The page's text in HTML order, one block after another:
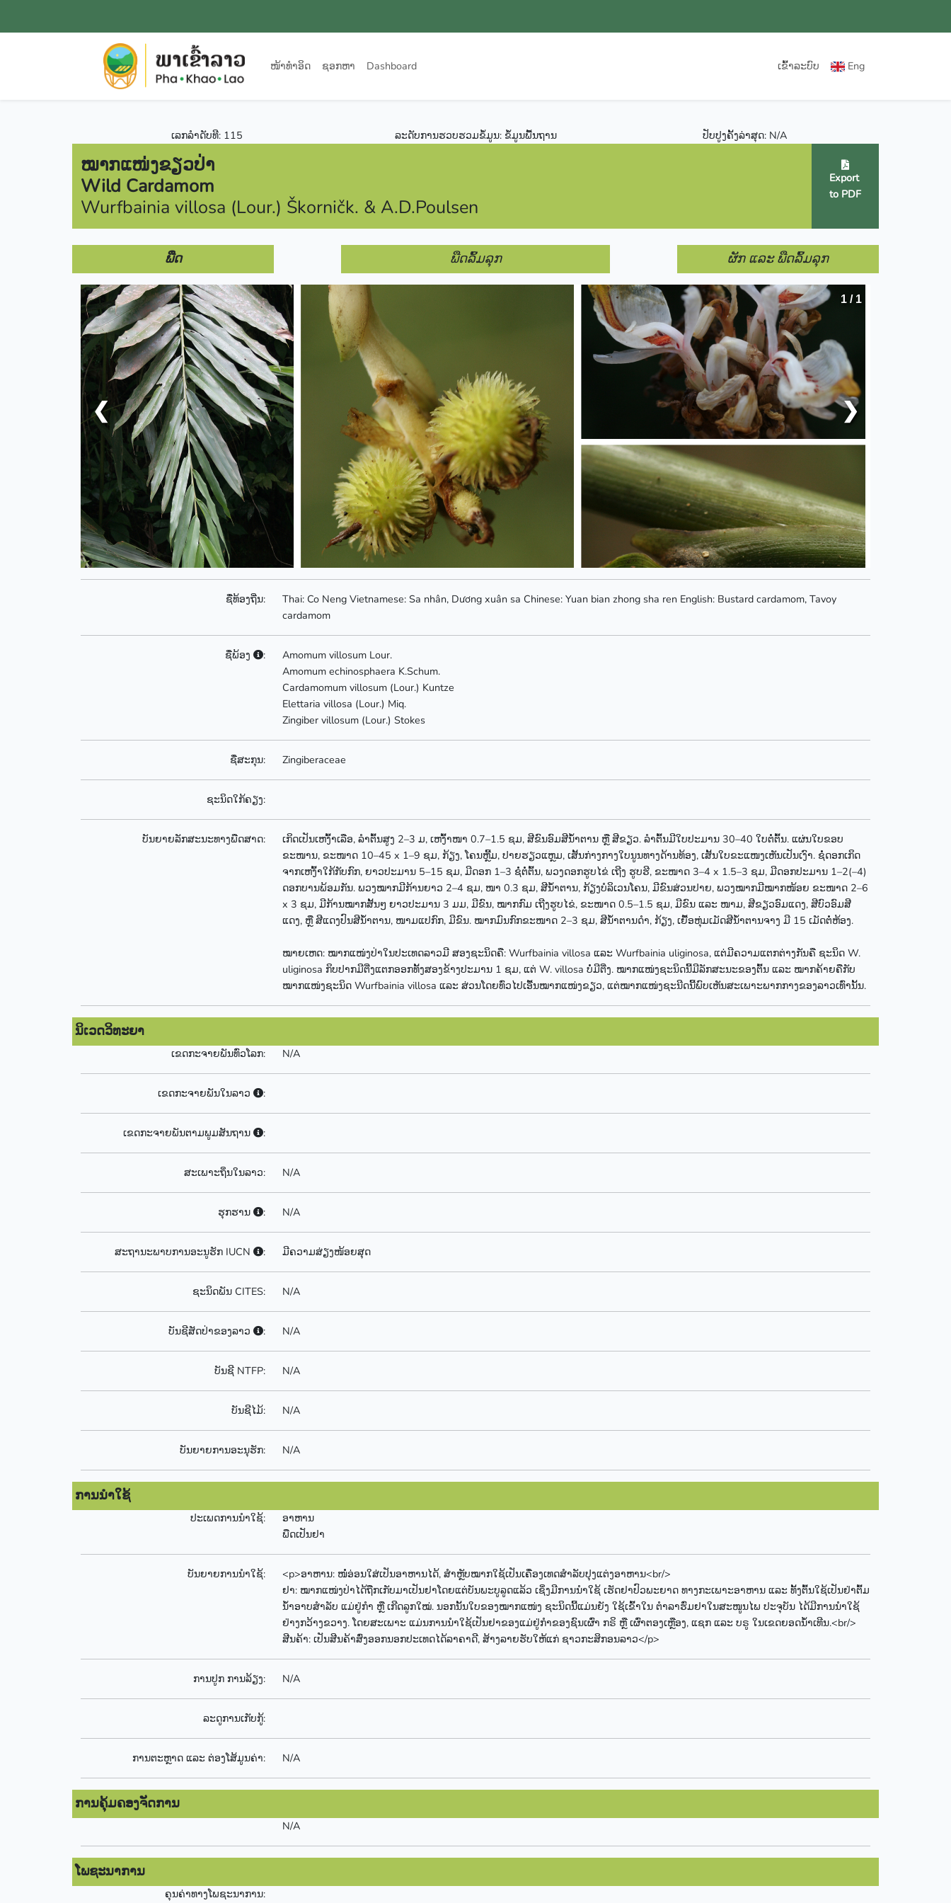
ໜ້າທຳອິດ ຊອກຫາ Dashboard ເຂົ້າລະບົບ Eng
ເລກລຳດັບທີ: 115 ລະດັບການຮວບຮວມຂໍ້ມູນ: ຂໍ້ມູນພື້ນຖານ ປັບປູງຄັ້ງລ່າສຸດ: N/A
ໝາກແໜ່ງຂຽວປ່າ
Wild Cardamom
Wurfbainia villosa (Lour.) Škorničk. & A.D.Poulsen
Export
to PDF
ພືດ ພືດລົ້ມລຸກ ຜັກ ແລະ ພືດລົ້ມລຸກ
1 / 1
❮ ❯
ຊື່ທ້ອງຖີ່ນ:
Thai: Co Neng Vietnamese: Sa nhân, Dương xuân sa Chinese: Yuan bian zhong sha ren English: Bustard cardamom, Tavoy
cardamom
ຊື່ພ້ອງ :
Amomum villosum Lour.
Amomum echinosphaera K.Schum.
Cardamomum villosum (Lour.) Kuntze
Elettaria villosa (Lour.) Miq.
Zingiber villosum (Lour.) Stokes
ຊື່ສະກຸນ: Zingiberaceae
ຊະນິດໃກ້ຄຽງ:
ບັນຍາຍລັກສະນະທາງພືດສາດ:
ເກິດເປັນເຫງົ້າເລືອ, ລຳຕົ້ນສູງ 2–3 ມ, ເຫງົ້າໜາ 0.7–1.5 ຊມ, ສີຂົນອົມສີນ້ຳຕານ ຫຼື ສີຂຽວ. ລຳຕົ້ນມີໃບປະມານ 30–40 ໃບຕໍ່ຕົ້ນ. ແຜ່ນໃບຂອບ
ຂະໜານ, ຂະໜາດ 10–45 x 1–9 ຊມ, ກ້ຽງ, ໂຄນຫຼີ້ມ, ປາຍຮຽວແຫຼມ, ເສັ້ນກ່າງກາງໃບນູນທາງດ້ານທ້ອງ, ເສັ້ນໃບຂະແໜງເຫັນເປັນເງົາ. ຊໍ່ດອກເກິດ
ຈາກເຫງົ້າໃກ້ກັບກົກ, ຍາວປະມານ 5–15 ຊມ, ມີດອກ 1–3 ຊໍ່ຕໍ່ຕົ້ນ, ພວງດອກຮູບໄຂ່ ເຖີງ ຮູບຮີ, ຂະໜາດ 3–4 x 1.5–3 ຊມ, ມີດອກປະມານ 1–2(–4)
ດອກບານພ້ອມກັນ. ພວງໝາກມີກ້ານຍາວ 2–4 ຊມ, ໜາ 0.3 ຊມ, ສີນ້ຳຕານ, ກ້ຽງບໍລິເວນໂຄນ, ມີຂົນສ່ວນປາຍ, ພວງໝາກມີໝາກໜ້ອຍ ຂະໜາດ 2–6
x 3 ຊມ, ມີກ້ານໝາກສັ້ນໆ ຍາວປະມານ 3 ມມ, ມີຂົນ, ໝາກກົມ ເຖີງຮູບໄຂ່, ຂະໜາດ 0.5–1.5 ຊມ, ມີຂົນ ແລະ ໜາມ, ສີຂຽວອົມແດງ, ສີບົວອົມສີ
ແດງ, ຫຼື ສີແດງປົນສີນ້ຳຕານ, ໜາມແປກົກ, ມີຂົນ. ໝາກມົນກົກຂະໜາດ 2–3 ຊມ, ສີນ້ຳຕານດຳ, ກ້ຽງ, ເຍື້ອຫຸ່ມເມັດສີນ້ຳຕານຈາງ ມີ 15 ເມັດຕໍ່ຫ້ອງ.
ໝາຍເຫດ: ໝາກແໜ່ງປ່າໃນປະເທດລາວມີ ສອງຊະນິດຄື: Wurfbainia villosa ແລະ Wurfbainia uliginosa, ແຕ່ມີຄວາມແຕກຕ່າງກັນຄື ຊະນິດ W.
uliginosa ກິບປາກມີຕີ່ງແຕກອອກທັ້ງສອງຂ້າງປະມານ 1 ຊມ, ແຕ່ W. villosa ບໍ່ມີຕີ່ງ. ໝາກແໜ່ງຊະນິດນີ້ມີລັກສະນະຂອງຕົ້ນ ແລະ ໝາກຄ້າຍຄືກັບ
ໝາກແໜ່ງຊະນິດ Wurfbainia villosa ແລະ ສ່ວນໂດຍທົ່ວໄປເອື້ນໝາກແໜ່ງຂຽວ, ແຕ່ໝາກແໜ່ງຊະນີດນີ້ພົບເຫັນສະເພາະພາກກາງຂອງລາວເທົ່ານັ້ນ.
ນິເວດວິທະຍາ
ເຂດກະຈາຍພັນທົ່ວໂລກ: N/A
ເຂດກະຈາຍພັນໃນລາວ :
ເຂດກະຈາຍພັນຕາມພູມສັນຖານ :
ສະເພາະຖິ່ນໃນລາວ: N/A
ຮຸກຮານ : N/A
ສະຖານະພາບການອະນູຮັກ IUCN : ມີຄວາມສ່ຽງໜ້ອຍສຸດ
ຊະນິດພັນ CITES: N/A
ບັນຊີສັດປ່າຂອງລາວ : N/A
ບັນຊີ NTFP: N/A
ບັນຊີໄມ້: N/A
ບັນຍາຍການອະນຸຮັກ: N/A
ການນຳໃຊ້
ປະເພດການນຳໃຊ້:
ອາຫານ
ພືດເປັນຢາ
ບັນຍາຍການນຳໃຊ້:
<p>ອາຫານ: ໜໍ່ອ່ອນໃສ່ເປັນອາຫານໄດ້, ສຳຫຼັບໝາກໃຊ້ເປັນເຄື່ອງເທດສຳລັບປຸງແຕ່ງອາຫານ<br/>
ຢາ: ໝາກແໜ່ງປ່າໄດ້ຖືກເກັບມາເປັນຢາໂດຍແຕ່ບັນພະບູລູດແລ້ວ ເຊິ່ງມີການນໍາໃຊ້ ເຮັດຢາປົວພະຍາດ ທາງກະເພາະອາຫານ ແລະ ທັ້ງຕົ້ນໃຊ້ເປັນຢ່າຕົ້ມ
ນໍ້າອາບສຳລັບ ແມ່ຢູ່ກຳ ຫຼື ເກີດລູກໃໝ່. ນອກນັ້ນໃບຂອງໝາກແໜ່ງ ຊະນິດນີ້ແມ່ນຍັງ ໃຊ້ເຂົ້າໃນ ຕຳລາຮົ່ມຢາໃນສະໜູນໄພ ປະຈຸບັນ ໄດ້ມີການນຳໃຊ້
ຢ່າງກວ້າງຂວາງ. ໂດຍສະເພາະ ແມ່ນການນຳໃຊ້ເປັນຢາຂອງແມ່ຢູ່ກຳຂອງຊົນເຜົ່າ ກຣິ ຫຼື ເຜົ່າຕອງເຫຼືອງ, ແຊກ ແລະ ບຣູ ໃນເຂດຍອດນ້ຳເທີນ.<br/>
ສີນຄ້າ: ເປັນສີນຄ້າສົ່ງອອກນອກປະເທດໄດ້ລາຄາດີ, ສ້າງລາຍຮັບໃຫ້ແກ່ ຊາວກະສິກອນລາວ</p>
ການປູກ ການລ້ຽງ: N/A
ລະດູການເກັບກູ້:
ການຕະຫຼາດ ແລະ ຕ່ອງໂສ້ມູນຄ່າ: N/A
ການຄຸ້ມຄອງຈັດການ
N/A
ໂພຊະນາການ
ຄຸນຄ່າທາງໂພຊະນາການ: